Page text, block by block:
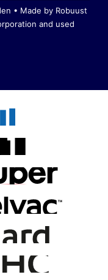
• Made by Robuust
and used